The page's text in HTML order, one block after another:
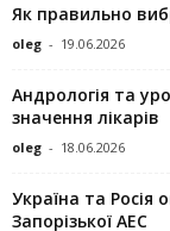
Як правильно
oleg - 19.06.2026
Андрологія та
значення лікарів
oleg - 18.06.2026
Україна та Росія
Запорізької АЕС